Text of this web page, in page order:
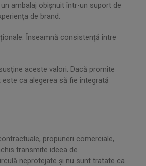
ambalaj obișnuit într-un suport de
de brand.
Înseamnă consistență între
aceste valori. Dacă promite
ca alegerea să fie integrată
propuneri comerciale,
transmite ideea de
neprotejate și nu sunt tratate ca